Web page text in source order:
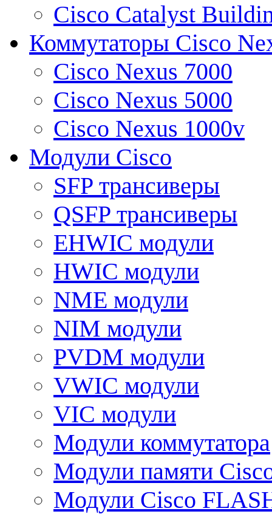
Cisco Catalyst
Коммутаторы Cisco
Cisco Nexus 7000
Cisco Nexus 5000
Cisco Nexus 1000v
Модули Cisco
SFP трансиверы
QSFP трансиверы
EHWIC модули
HWIC модули
NME модули
NIM модули
PVDM модули
VWIC модули
VIC модули
Модули коммутатора
Модули памяти
Модули Cisco